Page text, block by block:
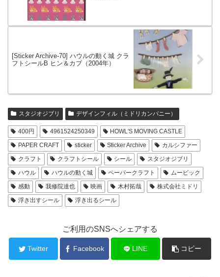
[Sticker Archive-70] ハウルの動く城 クラ
フトシールB ヒン＆カブ（2004年）
スタジオジブリ デザインフィル（ミドリカンパニー）
400円 4961524250349
HOWL'S MOVING CASTLE
PAPER CRAFT
sticker Sticker Archive
カルシファー
クラフト
クラフトシール シール
スタジオジブリ
ハウル
ハウルの動く城 ペーパークラフト
ムービック
感動
我修院達也 映画 木村拓哉
株式会社ミドリ
浮き出すシール
浮き出るシール
ご利用のSNSへシェアする
Twitter Facebook LINE コピー